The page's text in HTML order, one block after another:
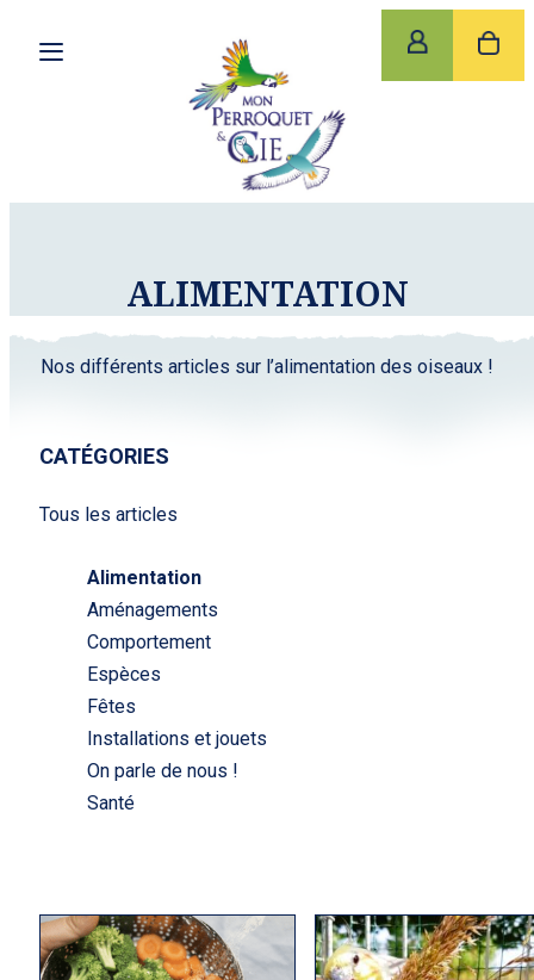
ALIMENTATION
Nos différents articles sur l’alimentation des oiseaux !
CATÉGORIES
Tous les articles
Alimentation
Aménagements
Comportement
Espèces
Fêtes
Installations et jouets
On parle de nous !
Santé